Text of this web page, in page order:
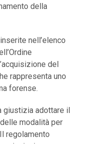
della
nell’elenco
del
rappresenta uno
forense.
giustizia adottare il
modalità per
regolamento